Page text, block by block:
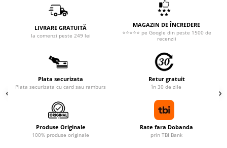
LIVRARE GRATUITĂ
la comenzi peste 249 lei
MAGAZIN DE ÎNCREDERE
⭐⭐⭐⭐⭐ pe Google din peste 1500 de
recenzii
Plata securizata
Plata securizata cu card sau ramburs
Retur gratuit
în 30 de zile
Produse Originale
100% produse originale
Rate fara Dobanda
prin TBI Bank